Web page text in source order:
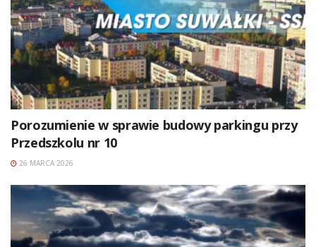
Porozumienie w sprawie budowy parkingu przy
Przedszkolu nr 10
26 MARCA 2026